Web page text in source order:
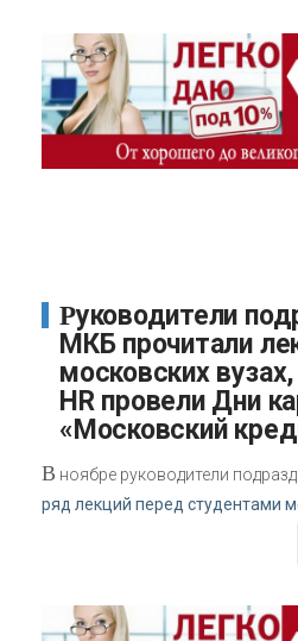
Руководители подразделений
МКБ прочитали
московских
HR провели Дни
«Московский
В ноябре руководители
ряд лекций перед студентами